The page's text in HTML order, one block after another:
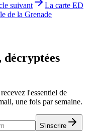
suivant
La carte ED
de la Grenade
l'essentiel de
une fois par semaine.
S'inscrire